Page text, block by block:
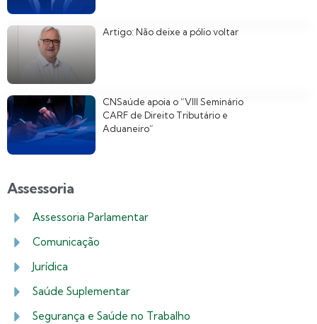
Artigo: Não deixe a pólio voltar
CNSaúde apoia o “VIII Seminário
CARF de Direito Tributário e
Aduaneiro”
Assessoria
Assessoria Parlamentar
Comunicação
Jurídica
Saúde Suplementar
Segurança e Saúde no Trabalho